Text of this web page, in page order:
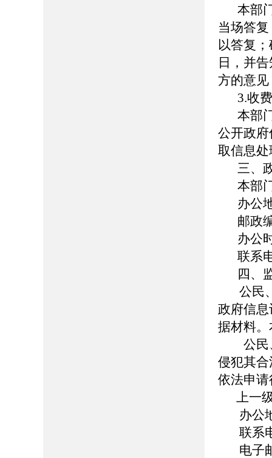
本部
当场答
以答复
日，并
方的意
3.收
本部
公开政
取信息
三、
本部
办公
邮政
办公
联系
四、
公民、
政府信
据材料
公民、
侵犯其
依法申
上一级
办公地
联系电
电子邮